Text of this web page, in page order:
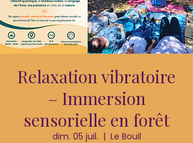
Relaxation vibratoire
– Immersion
sensorielle en forêt
dim. 05 juil.
  |
Le Bouil